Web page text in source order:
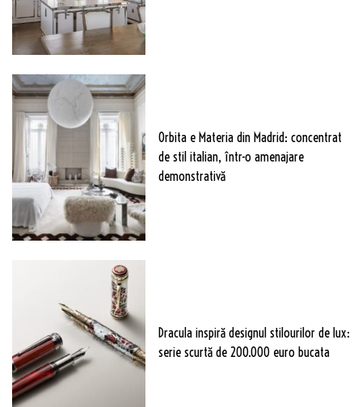
Orbita e Materia din Madrid: concentrat
de stil italian, într-o amenajare
demonstrativă
Dracula inspiră designul stilourilor de lux:
serie scurtă de 200.000 euro bucata